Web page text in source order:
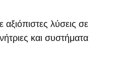
λύσεις σε
και συστήματα